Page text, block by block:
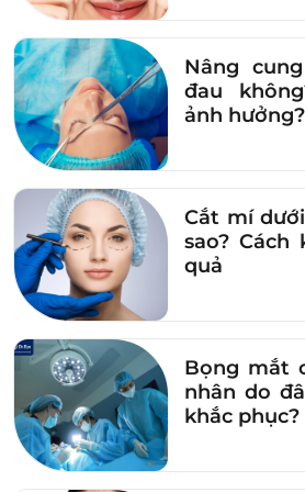
bọng mỡ mi trên. Và chỉ
chuyên sâu ở Dr. Eye, chị
đôi mắt trẻ trung và ánh
mí cân đều 2 bên và không
Yêu cầu gọi lại
Nâng
đau
ảnh hưởng?
Cắt mí
sao? Cách
quả
Bọng mắt
nhân do
khắc phục?